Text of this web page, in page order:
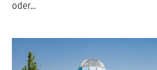
oder...